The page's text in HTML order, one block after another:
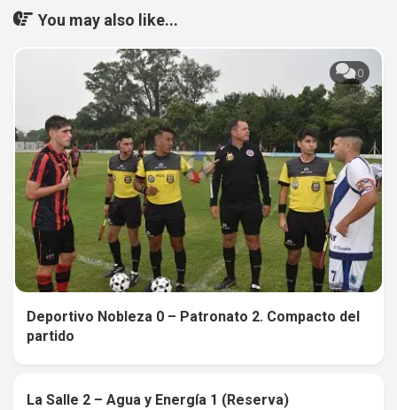
You may also like...
0
Deportivo Nobleza 0 – Patronato 2. Compacto del
partido
La Salle 2 – Agua y Energía 1 (Reserva)